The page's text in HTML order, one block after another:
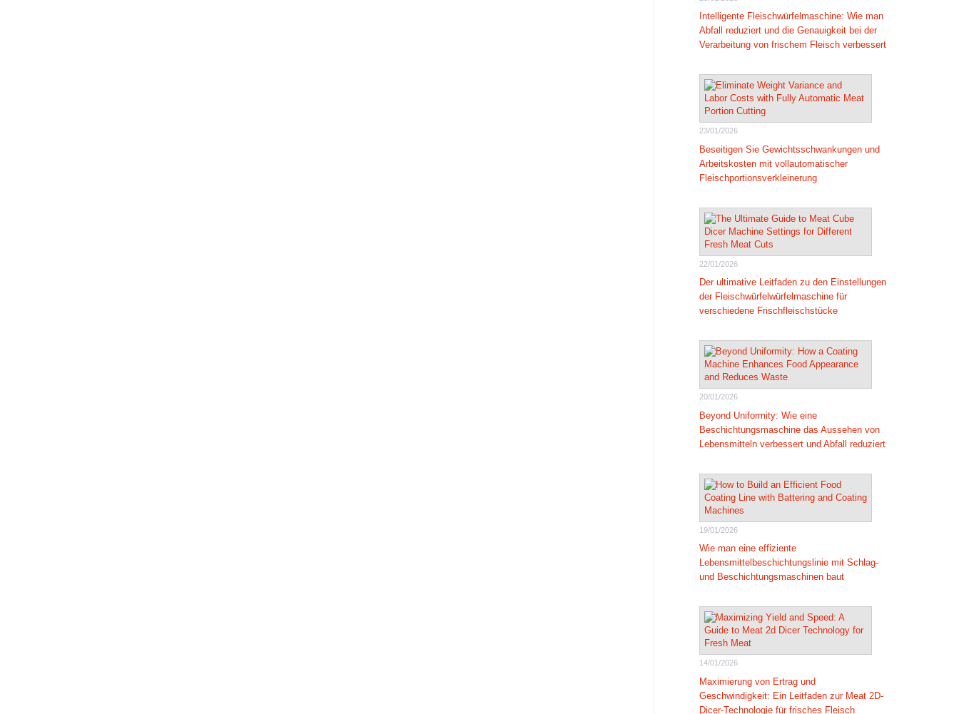
Intelligente Fleischwürfelmaschine: Wie man
Abfall reduziert und die Genauigkeit bei der
Verarbeitung von frischem Fleisch verbessert
23/01/2026
Beseitigen Sie Gewichtsschwankungen und
Arbeitskosten mit vollautomatischer
Fleischportionsverkleinerung
22/01/2026
Der ultimative Leitfaden zu den Einstellungen
der Fleischwürfelwürfelmaschine für
verschiedene Frischfleischstücke
20/01/2026
Beyond Uniformity: Wie eine
Beschichtungsmaschine das Aussehen von
Lebensmitteln verbessert und Abfall reduziert
19/01/2026
Wie man eine effiziente
Lebensmittelbeschichtungslinie mit Schlag-
und Beschichtungsmaschinen baut
14/01/2026
Maximierung von Ertrag und
Geschwindigkeit: Ein Leitfaden zur Meat 2D-
Dicer-Technologie für frisches Fleisch